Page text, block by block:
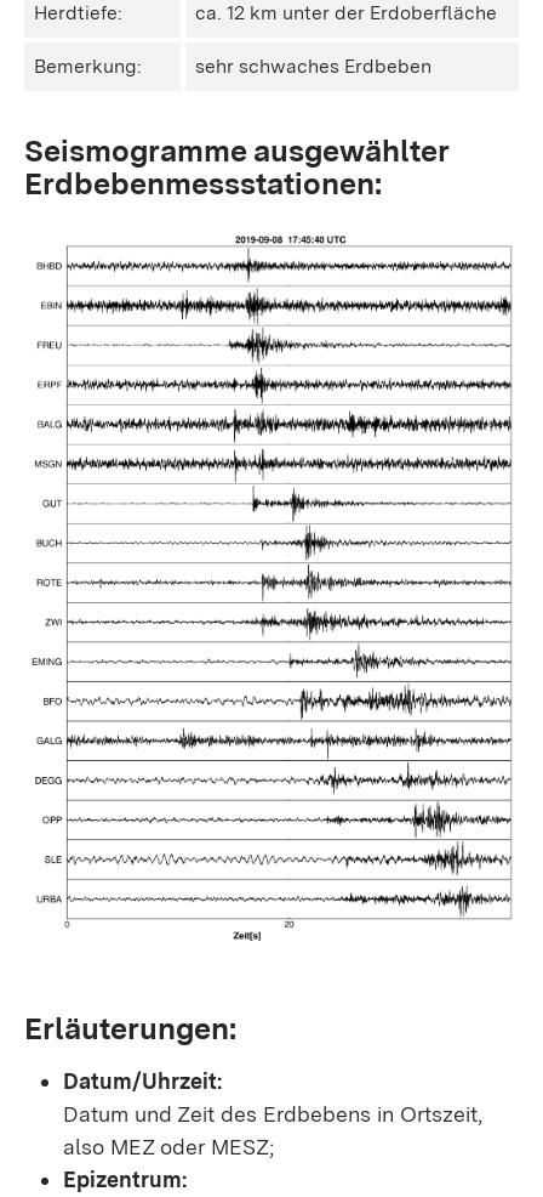
Herdtiefe: ca. 12 km unter der Erdoberfläche
Bemerkung: sehr schwaches Erdbeben
Seismogramme ausgewählter
Erdbebenmessstationen:
Erläuterungen:
Datum/Uhrzeit:
Datum und Zeit des Erdbebens in Ortszeit,
also MEZ oder MESZ;
Epizentrum: